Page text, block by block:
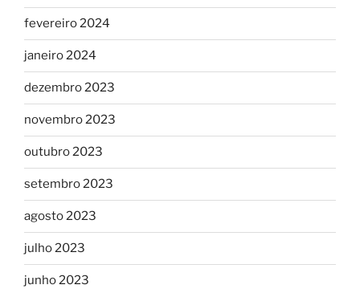
fevereiro 2024
janeiro 2024
dezembro 2023
novembro 2023
outubro 2023
setembro 2023
agosto 2023
julho 2023
junho 2023